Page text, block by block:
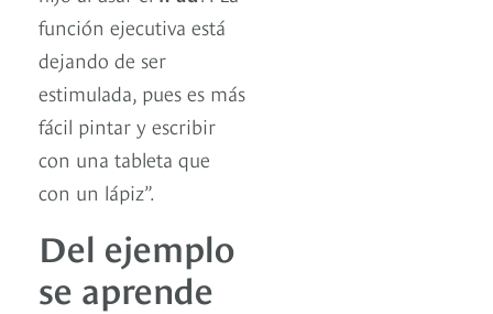
función ejecutiva está
dejando de ser
estimulada, pues es más
fácil pintar y escribir
con una tableta que
con un lápiz”.
Del ejemplo
se aprende